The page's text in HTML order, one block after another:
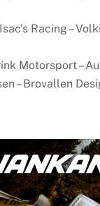
Racing –
Motorsport –
– Brovallen